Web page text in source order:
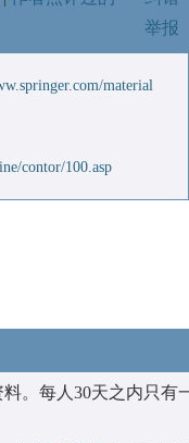
举报
material
contor/100.asp
。每人30天之内只有